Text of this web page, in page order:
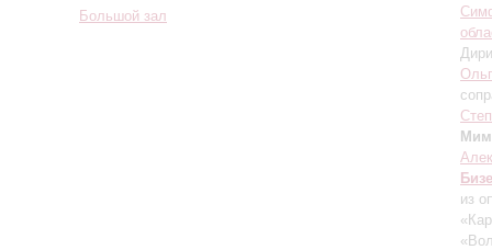
Большой зал
Бизе
из